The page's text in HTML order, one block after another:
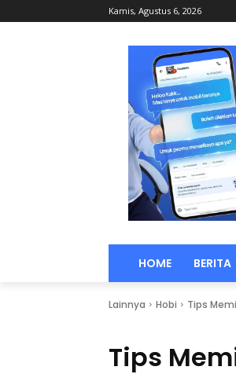
Kamis, Agustus 6, 2026
HOME BERITA
Lainnya Hobi Tips
Tips